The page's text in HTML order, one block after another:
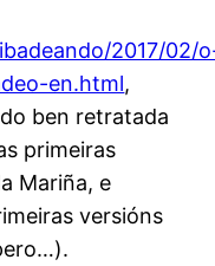
2017/02/
en.html,
ben retratada
primeiras
Mariña, e
versións